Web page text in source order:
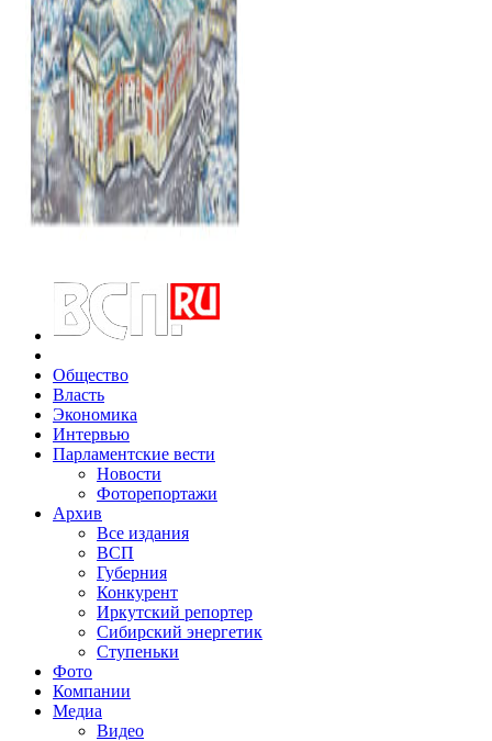
Общество
Власть
Экономика
Интервью
Парламентские вести
Новости
Фоторепортажи
Архив
Все издания
ВСП
Губерния
Конкурент
Иркутский репортер
Сибирский энергетик
Ступеньки
Фото
Компании
Медиа
Видео